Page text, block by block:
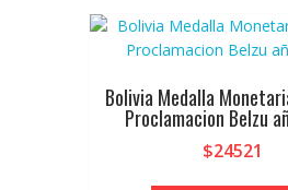
Bolivia Medalla
Proclamacion Belzu
$24521